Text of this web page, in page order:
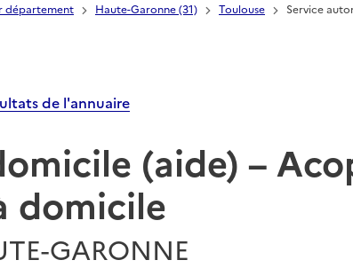
département Haute-Garonne (31) Toulouse
Service
de l'annuaire
(aide) –
domicile
GARONNE